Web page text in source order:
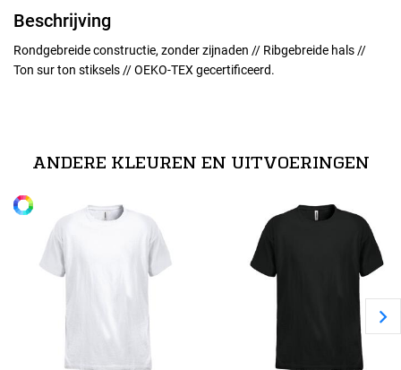
Beschrijving
Rondgebreide constructie, zonder zijnaden // Ribgebreide hals //
Ton sur ton stiksels // OEKO-TEX gecertificeerd.
polyester, 35% katoen). // 150 g/m².
ANDERE KLEUREN EN UITVOERINGEN